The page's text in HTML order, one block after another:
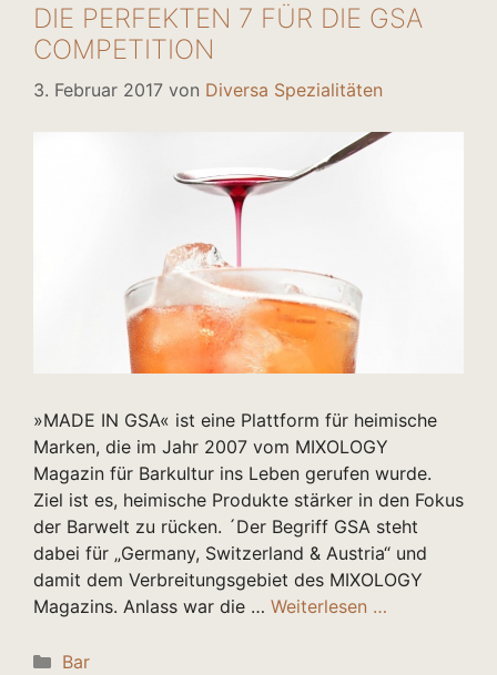
DIE PERFEKTEN 7 FÜR DIE GSA
COMPETITION
3. Februar 2017 von Diversa Spezialitäten
»MADE IN GSA« ist eine Plattform für heimische
Marken, die im Jahr 2007 vom MIXOLOGY
Magazin für Barkultur ins Leben gerufen wurde.
Ziel ist es, heimische Produkte stärker in den Fokus
der Barwelt zu rücken. ´Der Begriff GSA steht
dabei für „Germany, Switzerland & Austria“ und
damit dem Verbreitungsgebiet des MIXOLOGY
Magazins. Anlass war die … Weiterlesen …
Kategorien
Bar